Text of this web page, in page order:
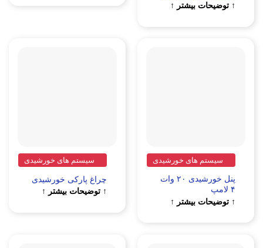
↑ توضیحات بیشتر ↑
سیستم های خورشیدی
پنل خورشیدی ۲۰ وات
۴ لامپ
↑ توضیحات بیشتر ↑
سیستم های خورشیدی
چراغ پارکی خورشیدی
↑ توضیحات بیشتر ↑